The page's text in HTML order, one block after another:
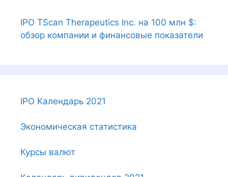
IPO TScan Therapeutics Inc. на 100 млн $:
обзор компании и финансовые показатели
IPO Календарь 2021
Экономическая статистика
Курсы валют